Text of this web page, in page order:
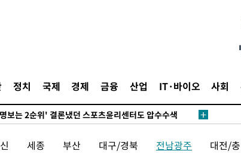
정치 국제 경제 금융 산업 IT·바이오 사회
'펄펄'…기상청 "태풍 지나며 폭염 잠시 꺾인다"
후폭풍' 축구협회…11시간 걸린 초유의 압수수색(종
, 15년 전 심판 성 접대 파문에 "현재는 내부 지침 준수"
사체는 단거리탄도미사일…감시·경계태세 강화"
이닷 서비스 장애 발생…"원인 파악 중"
세종 부산 대구/경북 전남광주 대전/